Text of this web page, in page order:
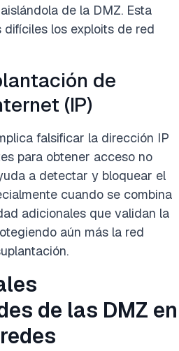
de la DMZ. Esta
los exploits de red
de
(IP)
falsificar la dirección IP
para obtener acceso no
a detectar y bloquear el
cuando se combina
adicionales que validan la
aún más la red
de las DMZ en